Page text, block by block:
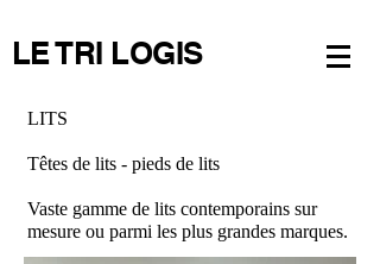
LE TRI LOGIS
LITS
Têtes de lits - pieds de lits
Vaste gamme de lits contemporains sur
mesure ou parmi les plus grandes marques.